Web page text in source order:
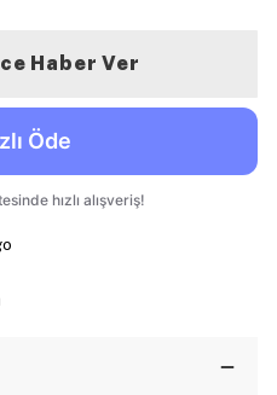
Haber Ver